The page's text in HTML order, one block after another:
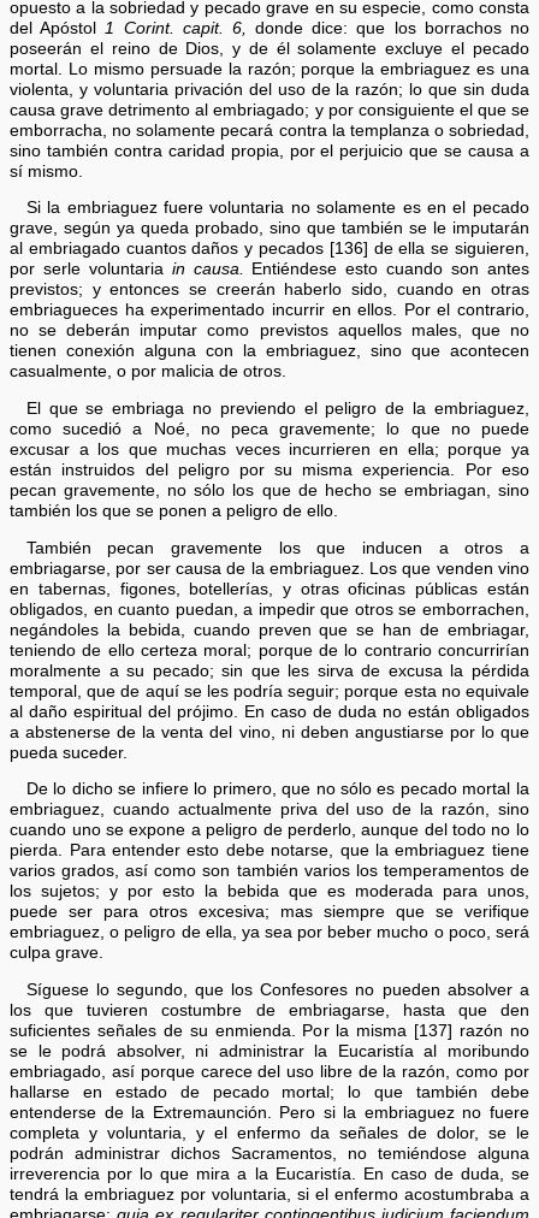
opuesto a la sobriedad y pecado grave en su especie, como consta
del Apóstol
1 Corint. capit. 6,
donde dice: que los borrachos no
poseerán el reino de Dios, y de él solamente excluye el pecado
mortal. Lo mismo persuade la razón; porque la embriaguez es una
violenta, y voluntaria privación del uso de la razón; lo que sin duda
causa grave detrimento al embriagado; y por consiguiente el que se
emborracha, no solamente pecará contra la templanza o sobriedad,
sino también contra caridad propia, por el perjuicio que se causa a
sí mismo.
Si la embriaguez fuere voluntaria no solamente es en el pecado
grave, según ya queda probado, sino que también se le imputarán
al embriagado cuantos daños y pecados [136] de ella se siguieren,
por serle voluntaria in causa.
Entiéndese esto cuando son antes
previstos; y entonces se creerán haberlo sido, cuando en otras
embriagueces ha experimentado incurrir en ellos. Por el contrario,
no se deberán imputar como previstos aquellos males, que no
tienen conexión alguna con la embriaguez, sino que acontecen
casualmente, o por malicia de otros.
El que se embriaga no previendo el peligro de la embriaguez,
como sucedió a Noé, no peca gravemente; lo que no puede
excusar a los que muchas veces incurrieren en ella; porque ya
están instruidos del peligro por su misma experiencia. Por eso
pecan gravemente, no sólo los que de hecho se embriagan, sino
también los que se ponen a peligro de ello.
También pecan gravemente los que inducen a otros a
embriagarse, por ser causa de la embriaguez. Los que venden vino
en tabernas, figones, botellerías, y otras oficinas públicas están
obligados, en cuanto puedan, a impedir que otros se emborrachen,
negándoles la bebida, cuando preven que se han de embriagar,
teniendo de ello certeza moral; porque de lo contrario concurrirían
moralmente a su pecado; sin que les sirva de excusa la pérdida
temporal, que de aquí se les podría seguir; porque esta no equivale
al daño espiritual del prójimo. En caso de duda no están obligados
a abstenerse de la venta del vino, ni deben angustiarse por lo que
pueda suceder.
De lo dicho se infiere lo primero, que no sólo es pecado mortal la
embriaguez, cuando actualmente priva del uso de la razón, sino
cuando uno se expone a peligro de perderlo, aunque del todo no lo
pierda. Para entender esto debe notarse, que la embriaguez tiene
varios grados, así como son también varios los temperamentos de
los sujetos; y por esto la bebida que es moderada para unos,
puede ser para otros excesiva; mas siempre que se verifique
embriaguez, o peligro de ella, ya sea por beber mucho o poco, será
culpa grave.
Síguese lo segundo, que los Confesores no pueden absolver a
los que tuvieren costumbre de embriagarse, hasta que den
suficientes señales de su enmienda. Por la misma [137] razón no
se le podrá absolver, ni administrar la Eucaristía al moribundo
embriagado, así porque carece del uso libre de la razón, como por
hallarse en estado de pecado mortal; lo que también debe
entenderse de la Extremaunción. Pero si la embriaguez no fuere
completa y voluntaria, y el enfermo da señales de dolor, se le
podrán administrar dichos Sacramentos, no temiéndose alguna
irreverencia por lo que mira a la Eucaristía. En caso de duda, se
tendrá la embriaguez por voluntaria, si el enfermo acostumbraba a